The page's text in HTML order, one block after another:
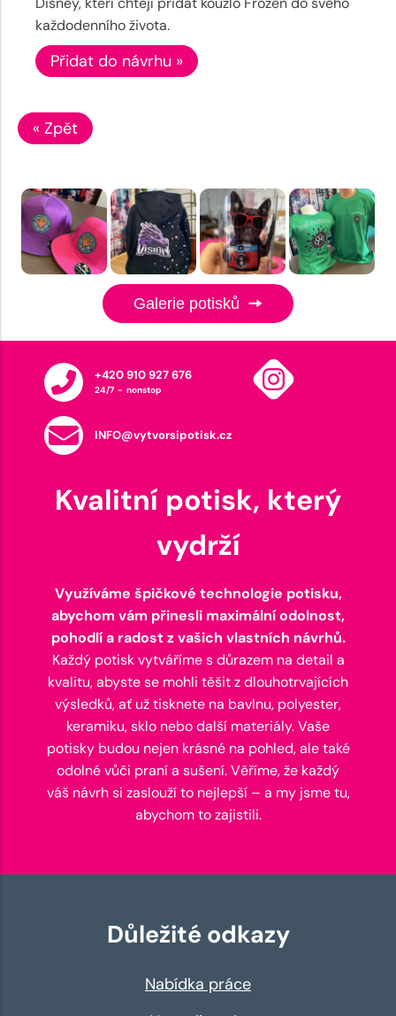
každodenního života.
Přidat do návrhu »
« Zpět
Galerie potisků
+420 910 927 676
24/7 - nonstop
INFO@vytvorsipotisk.cz
Kvalitní potisk, který
vydrží
Využíváme špičkové technologie potisku,
abychom vám přinesli maximální odolnost,
pohodlí a radost z vašich vlastních návrhů.
Každý potisk vytváříme s důrazem na detail a
kvalitu, abyste se mohli těšit z dlouhotrvajících
výsledků, ať už tisknete na bavlnu, polyester,
keramiku, sklo nebo další materiály. Vaše
potisky budou nejen krásné na pohled, ale také
odolné vůči praní a sušení. Věříme, že každý
váš návrh si zaslouží to nejlepší – a my jsme tu,
abychom to zajistili.
Důležité odkazy
Nabídka práce